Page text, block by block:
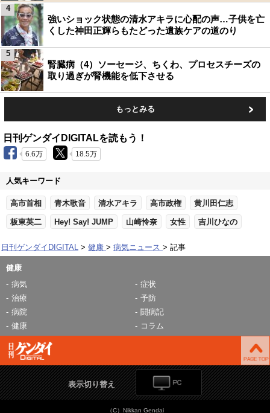
強いショック状態の清水アキラに心配の声…子供を亡
くした神田正輝らもたどった遺族ケアの道のり
4
腎臓病（4）ソーセージ、ちくわ、プロセスチーズの
取り過ぎが腎機能を低下させる
5
もっとみる
日刊ゲンダイDIGITALを読もう！
6.6万 18.5万
人気キーワード
高市首相 青木歌音 清水アキラ 高市政権 黄川田仁志
板東英二 Hey! Say! JUMP 山崎怜奈 女性 吉川ひなの
日刊ゲンダイDIGITAL 健康 病気ニュース 記事
健康
病気
症状
治療
予防
病院
闘病記
健康
コラム
表示切り替え
（C）Nikkan Gendai